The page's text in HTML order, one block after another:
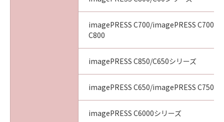
imagePRESS C700/imagePRESS C700L/
C800
imagePRESS C850/C650シリーズ
imagePRESS C650/imagePRESS C750/
imagePRESS C6000シリーズ